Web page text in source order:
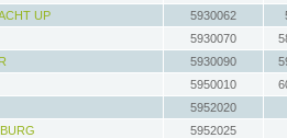
UP
5930062
5930070
5930090
5950010
5952020
5952025